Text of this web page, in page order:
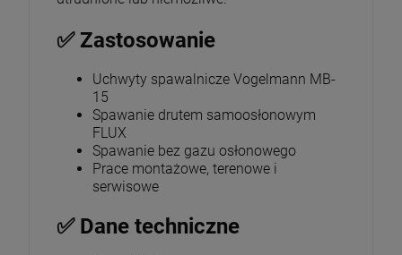
✅ Zastosowanie
Uchwyty spawalnicze Vogelmann MB-
15
Spawanie drutem samoosłonowym
FLUX
Spawanie bez gazu osłonowego
Prace montażowe, terenowe i
serwisowe
✅ Dane techniczne